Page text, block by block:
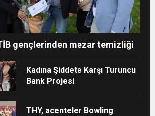
gençlerinden mezar temizliği
Kadına Şiddete Karşı Turuncu
Bank Projesi
THY, acenteler Bowling